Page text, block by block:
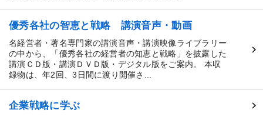
優秀各社の智恵と戦略 講演音声・動画
名経営者・著名専門家の講演音声・講演映像ライブラリー
の中から、「優秀各社の経営者の知恵と戦略」を披露した
講演ＣＤ版・講演ＤＶＤ版・デジタル版をご案内。 本収
録物は、年2回、3日間に渡り開催さ...
企業戦略に学ぶ